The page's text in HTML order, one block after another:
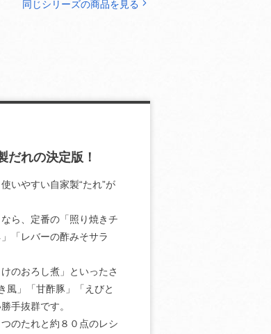
同じシリーズの商品を見る
だれの決定版！
いやすい自家製“たれ”が
ら、定番の「照り焼きチ
「レバーの酢みそサラ
のおろし煮」といったさ
風」「甘酢豚」「えびと
手抜群です。
のたれと約８０点のレシ